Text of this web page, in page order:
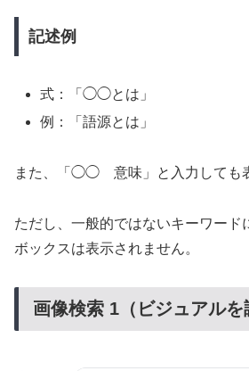
記述例
式：「◯◯とは」
例：「語源とは」
また、「◯◯ 意味」と入力しても
ただし、一般的ではないキーワード
ボックスは表示されません。
画像検索 1（ビジュアルを